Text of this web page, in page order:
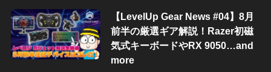
【LevelUp Gear News #04】8月
前半の厳選ギア解説！Razer初磁
気式キーボードやRX 9050…and
more